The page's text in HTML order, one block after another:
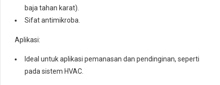
baja tahan karat).
Sifat antimikroba.
Aplikasi:
Ideal untuk aplikasi pemanasan dan pendinginan, seperti
pada sistem HVAC.